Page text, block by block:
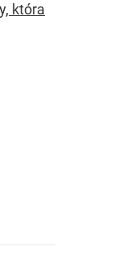
która